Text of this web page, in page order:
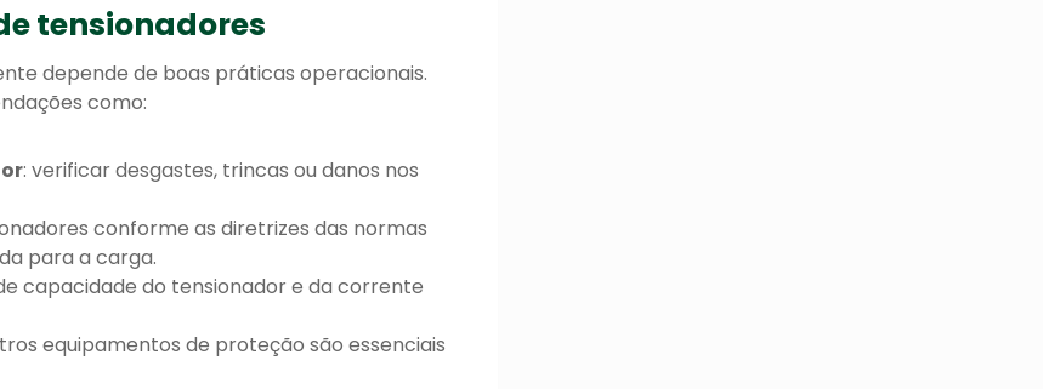
tensionadores
depende de boas práticas operacionais.
como:
: verificar desgastes, trincas ou danos nos
conforme as diretrizes das normas
para a carga.
capacidade do tensionador e da corrente
equipamentos de proteção são essenciais